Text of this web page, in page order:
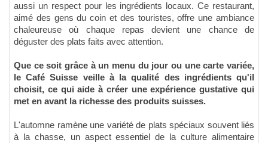
aussi un respect pour les ingrédients locaux. Ce restaurant,
aimé des gens du coin et des touristes, offre une ambiance
chaleureuse où chaque repas devient une chance de
déguster des plats faits avec attention.
Que ce soit grâce à un menu du jour ou une carte variée,
le Café Suisse veille à la qualité des ingrédients qu'il
choisit, ce qui aide à créer une expérience gustative qui
met en avant la richesse des produits suisses.
L'automne ramène une variété de plats spéciaux souvent liés
à la chasse, un aspect essentiel de la culture alimentaire